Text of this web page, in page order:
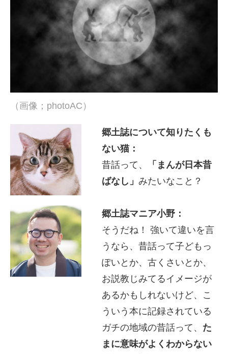
（画像；photoAC）
郷土誌について知りたくも
ない猫：
昔話って、
「まんが日本昔
ばなし」 みたいなこと？
郷土誌マニア小野：
そうだね！ 強いて違いを言
うなら、昔話って子どもっ
ぽいとか、古くさいとか、
お説教じみてるイメージが
あるかもしれないけど、こ
ういう本に記録されている
ガチの地域の昔話って、 た
まに意味がよくわからない